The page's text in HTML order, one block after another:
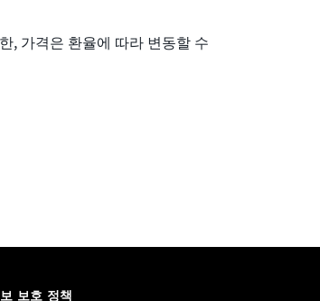
, 가격은 환율에 따라 변동할 수
보호 정책